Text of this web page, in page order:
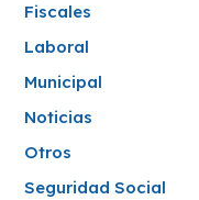
Fiscales
Laboral
Municipal
Noticias
Otros
Seguridad Social